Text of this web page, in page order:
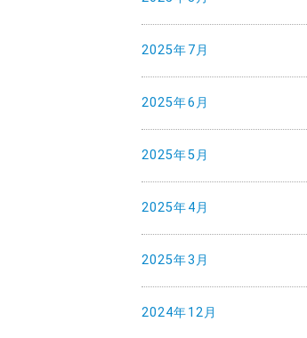
2025年7月
2025年6月
2025年5月
2025年4月
2025年3月
2024年12月